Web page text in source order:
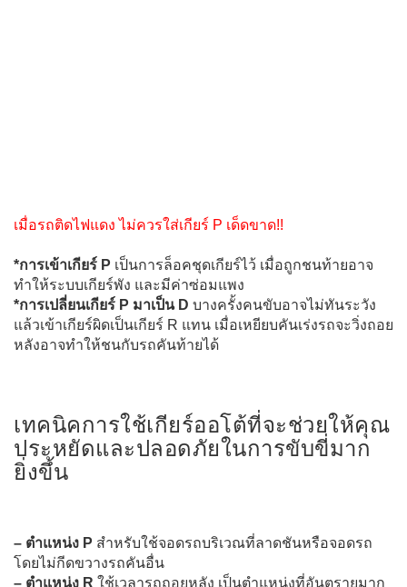
เมื่อรถติดไฟแดง ไม่ควรใส่เกียร์ P เด็ดขาด!!
*การเข้าเกียร์ P เป็นการล็อคชุดเกียร์ไว้ เมื่อถูกชนท้ายอาจ
ทำให้ระบบเกียร์พัง และมีค่าซ่อมแพง
*การเปลี่ยนเกียร์ P มาเป็น D บางครั้งคนขับอาจไม่ทันระวัง
แล้วเข้าเกียร์ผิดเป็นเกียร์ R แทน เมื่อเหยียบคันเร่งรถจะวิ่งถอย
หลังอาจทำให้ชนกับรถคันท้ายได้
เทคนิคการใช้เกียร์ออโต้ที่จะช่วยให้คุณ
ประหยัดและปลอดภัยในการขับขี่มาก
ยิ่งขึ้น
– ตำแหน่ง P สำหรับใช้จอดรถบริเวณที่ลาดชันหรือจอดรถ
โดยไม่กีดขวางรถคันอื่น
– ตำแหน่ง R ใช้เวลารถถอยหลัง เป็นตำแหน่งที่อันตรายมาก